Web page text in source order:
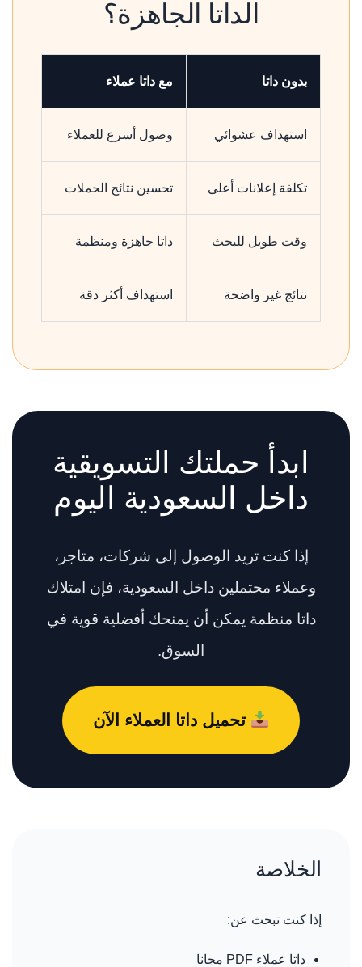
الداتا الجاهزة؟
بدون داتا مع داتا عملاء
استهداف عشوائي وصول أسرع للعملاء
تكلفة إعلانات أعلى تحسين نتائج الحملات
وقت طويل للبحث داتا جاهزة ومنظمة
نتائج غير واضحة استهداف أكثر دقة
ابدأ حملتك التسويقية
داخل السعودية اليوم
إذا كنت تريد الوصول إلى شركات، متاجر،
وعملاء محتملين داخل السعودية، فإن امتلاك
داتا منظمة يمكن أن يمنحك أفضلية قوية في
السوق.
تحميل داتا العملاء الآن
الخلاصة
إذا كنت تبحث عن:
داتا عملاء PDF مجانا